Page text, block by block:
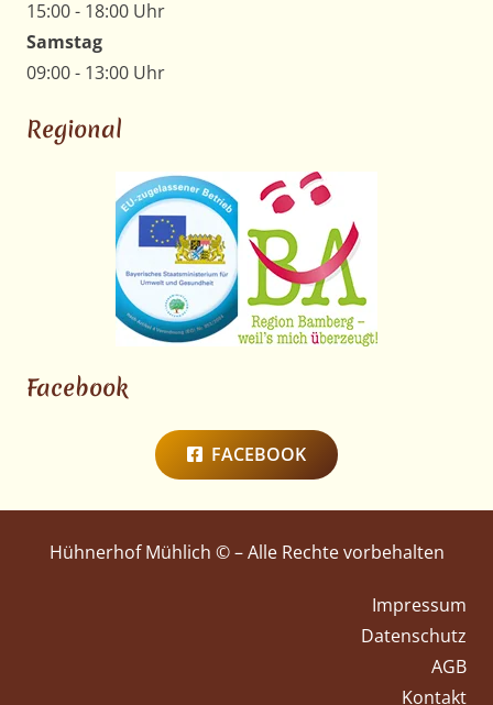
15:00 - 18:00 Uhr
Samstag
09:00 - 13:00 Uhr
Regional
Facebook
FACEBOOK
Hühnerhof Mühlich © – Alle Rechte vorbehalten
Impressum
Datenschutz
AGB
Kontakt